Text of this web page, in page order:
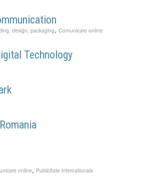
design, packaging, Comunicare online
Technology
online, Publicitate internationala